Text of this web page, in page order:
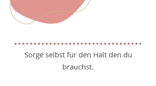
Sorge selbst für den Halt den du
brauchst.